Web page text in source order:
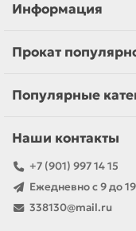
Информация
Прокат
Популярные
Наши контакты
+7 (901) 997 14 15
Ежедневно с 9 до 19
338130@mail.ru